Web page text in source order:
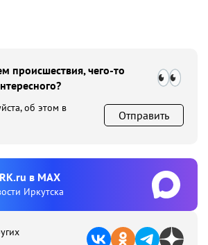
происшествия, чего-то
об этом в
Отправить
в MAX
Иркутска